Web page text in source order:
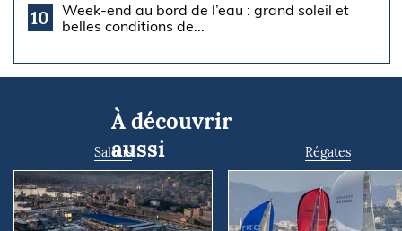
10
Week-end au bord de l’eau : grand soleil et
belles conditions de...
À découvrir
aussi
Salons Régates